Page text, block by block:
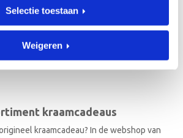
Selectie toestaan
Weigeren
vind je op mijneersteklompjes.nl de meest
met naam. Van geboortestoeltjes en
hand geschilderd en is dus uniek! Ook de
en in de stijl van het geboortekaartje
kraamcadeaus
kraamcadeau? In de webshop van